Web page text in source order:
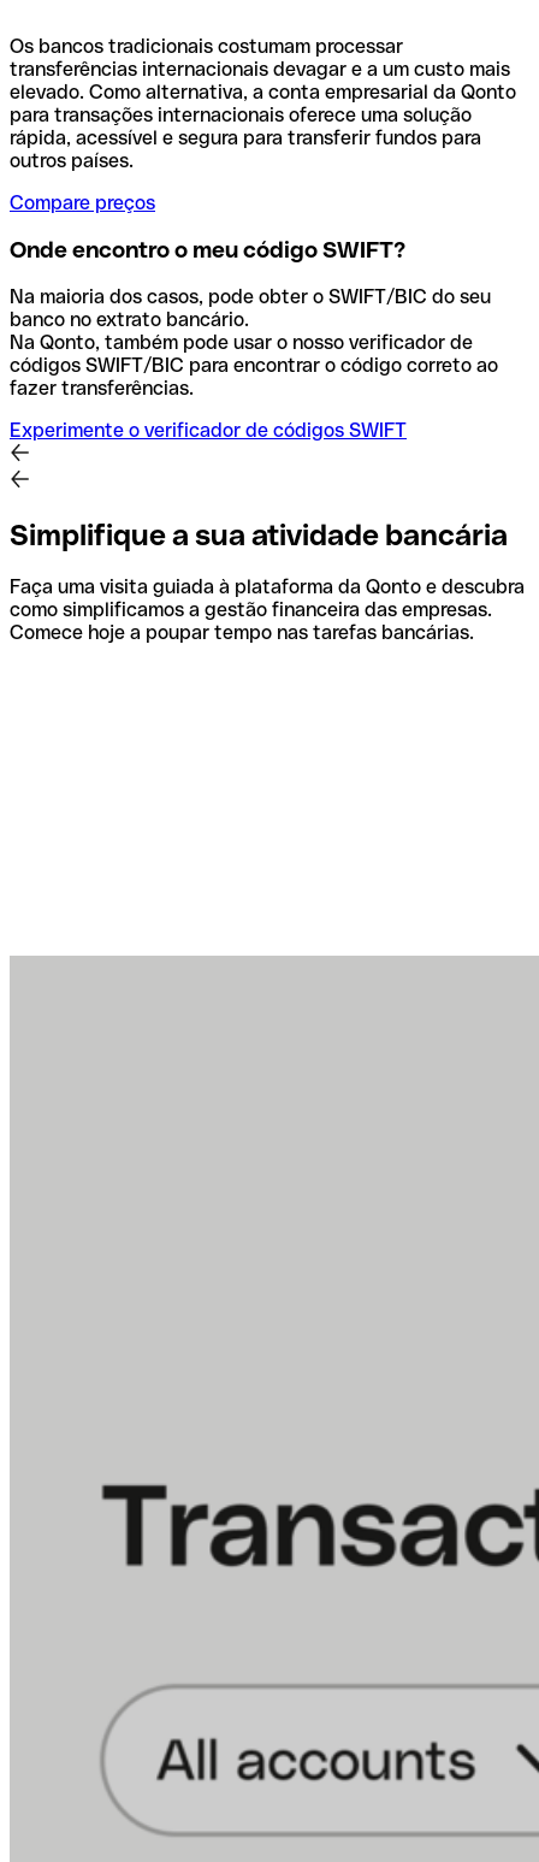
Os bancos tradicionais costumam processar
transferências internacionais devagar e a um custo mais
elevado. Como alternativa, a conta empresarial da Qonto
para transações internacionais oferece uma solução
rápida, acessível e segura para transferir fundos para
outros países.
Compare preços
Onde encontro o meu código SWIFT?
Na maioria dos casos, pode obter o SWIFT/BIC do seu
banco no extrato bancário.
Na Qonto, também pode usar o nosso verificador de
códigos SWIFT/BIC para encontrar o código correto ao
fazer transferências.
Experimente o verificador de códigos SWIFT
Simplifique a sua atividade bancária
Faça uma visita guiada à plataforma da Qonto e descubra
como simplificamos a gestão financeira das empresas.
Comece hoje a poupar tempo nas tarefas bancárias.